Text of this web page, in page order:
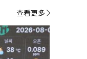
查看更多